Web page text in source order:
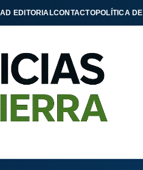
EDITORIALCONTACTOPOLÍTICA